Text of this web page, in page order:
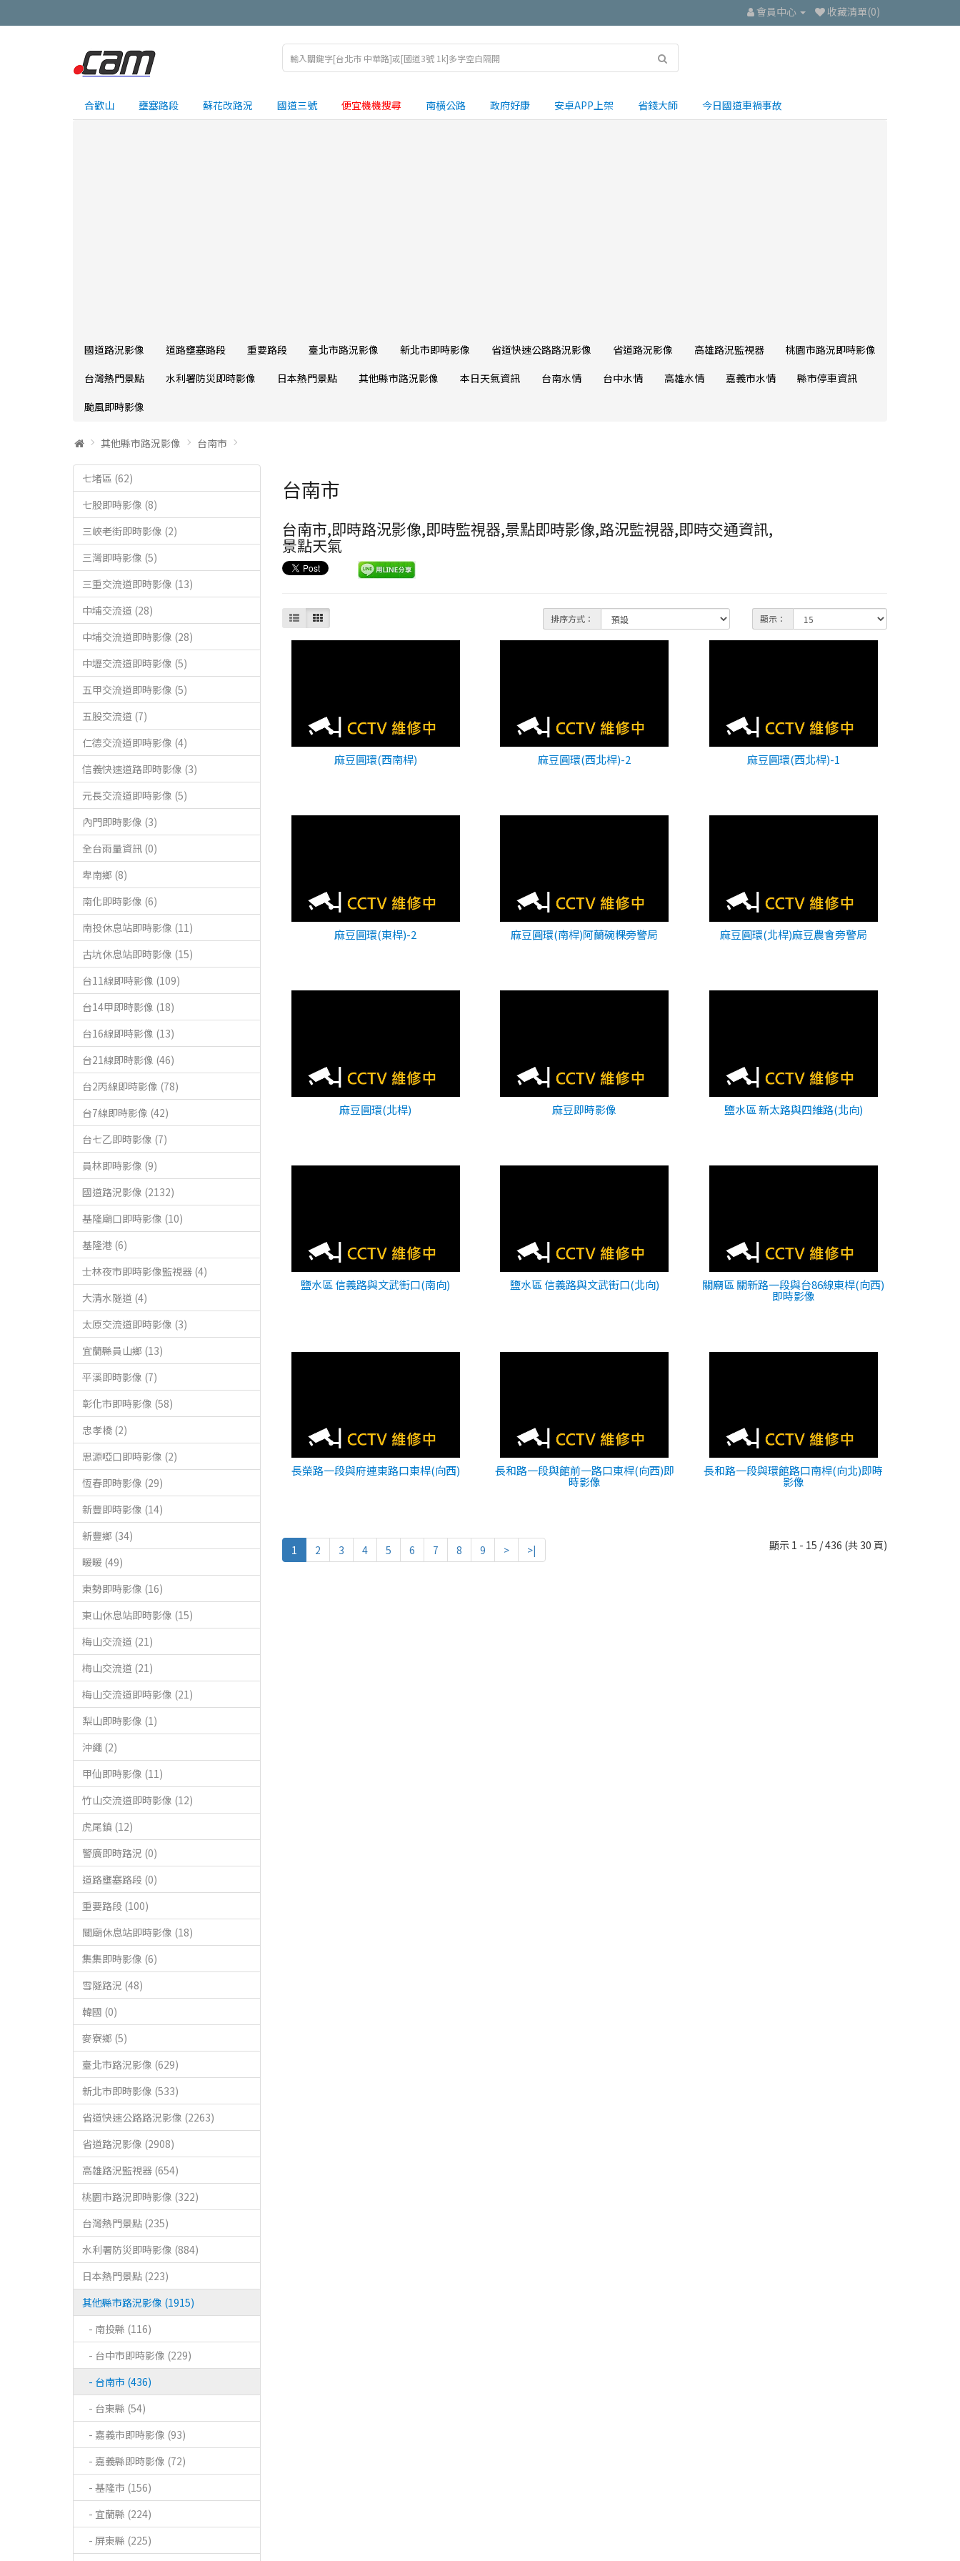
會員中心 收藏清單(0)
合歡山 壅塞路段 蘇花改路況 國道三號 便宜機機搜尋 南横公路 政府好康 安卓APP上架 省錢大師 今日國道車禍事故
國道路況影像 道路壅塞路段 重要路段 臺北市路況影像 新北市即時影像 省道快速公路路況影像 省道路況影像 高雄路況監視器
桃園市路況即時影像
台灣熱門景點
水利署防災即時影像 日本熱門景點 其他縣市路況影像 本日天氣資訊 台南水情 台中水情 高雄水情 嘉義市水情
縣市停車資訊
颱風即時影像
其他縣市路況影像 台南市
七堵區 (62)
七股即時影像 (8)
三峽老街即時影像 (2)
三灣即時影像 (5)
三重交流道即時影像 (13)
中埔交流道 (28)
中埔交流道即時影像 (28)
中壢交流道即時影像 (5)
五甲交流道即時影像 (5)
五股交流道 (7)
仁德交流道即時影像 (4)
信義快速道路即時影像 (3)
元長交流道即時影像 (5)
內門即時影像 (3)
全台雨量資訊 (0)
卑南鄉 (8)
南化即時影像 (6)
南投休息站即時影像 (11)
古坑休息站即時影像 (15)
台11線即時影像 (109)
台14甲即時影像 (18)
台16線即時影像 (13)
台21線即時影像 (46)
台2丙線即時影像 (78)
台7線即時影像 (42)
台七乙即時影像 (7)
員林即時影像 (9)
國道路況影像 (2132)
基隆廟口即時影像 (10)
基隆港 (6)
士林夜市即時影像監視器 (4)
大清水隧道 (4)
太原交流道即時影像 (3)
宜蘭縣員山鄉 (13)
平溪即時影像 (7)
彰化市即時影像 (58)
忠孝橋 (2)
思源啞口即時影像 (2)
恆春即時影像 (29)
新豐即時影像 (14)
新豐鄉 (34)
暖暖 (49)
東勢即時影像 (16)
東山休息站即時影像 (15)
梅山交流道 (21)
梅山交流道 (21)
梅山交流道即時影像 (21)
梨山即時影像 (1)
沖繩 (2)
甲仙即時影像 (11)
竹山交流道即時影像 (12)
虎尾鎮 (12)
警廣即時路況 (0)
道路壅塞路段 (0)
重要路段 (100)
關廟休息站即時影像 (18)
集集即時影像 (6)
雪隧路況 (48)
韓國 (0)
麥寮鄉 (5)
臺北市路況影像 (629)
新北市即時影像 (533)
省道快速公路路況影像 (2263)
省道路況影像 (2908)
高雄路況監視器 (654)
桃園市路況即時影像 (322)
台灣熱門景點 (235)
水利署防災即時影像 (884)
日本熱門景點 (223)
其他縣市路況影像 (1915)
- 南投縣 (116)
- 台中市即時影像 (229)
- 台南市 (436)
- 台東縣 (54)
- 嘉義市即時影像 (93)
- 嘉義縣即時影像 (72)
- 基隆市 (156)
- 宜蘭縣 (224)
- 屏東縣 (225)
台南市
台南市,即時路況影像,即時監視器,景點即時影像,路況監視器,即時交通資訊,
景點天氣
排序方式： 顯示：
麻豆圓環(西南桿) 麻豆圓環(西北桿)-2 麻豆圓環(西北桿)-1
麻豆圓環(東桿)-2 麻豆圓環(南桿)阿蘭碗粿旁警局 麻豆圓環(北桿)麻豆農會旁警局
麻豆圓環(北桿) 麻豆即時影像 鹽水區 新太路與四維路(北向)
鹽水區 信義路與文武街口(南向) 鹽水區 信義路與文武街口(北向) 關廟區 關新路一段與台86線東桿(向西)
即時影像
長榮路一段與府連東路口東桿(向西) 長和路一段與館前一路口東桿(向西)即
時影像
長和路一段與環館路口南桿(向北)即時
影像
1 2 3 4 5 6 7 8 9 > >| 顯示 1 - 15 / 436 (共 30 頁)